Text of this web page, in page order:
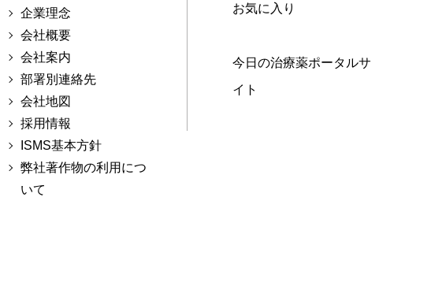
企業理念
会社概要
会社案内
部署別連絡先
会社地図
採用情報
ISMS基本方針
弊社著作物の利用につ
いて
お気に入り
今日の治療薬ポータルサ
イト